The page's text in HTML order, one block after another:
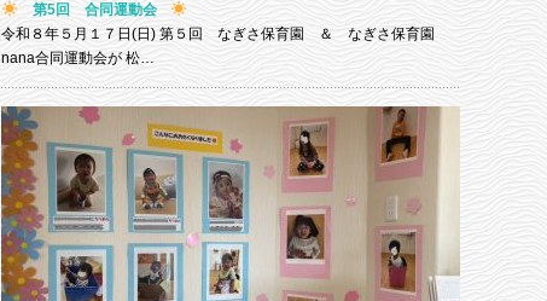
第5回 合同運動会
令和８年５月１７日(日) 第５回 なぎさ保育園 ＆ なぎさ保育園
nana合同運動会が 松…